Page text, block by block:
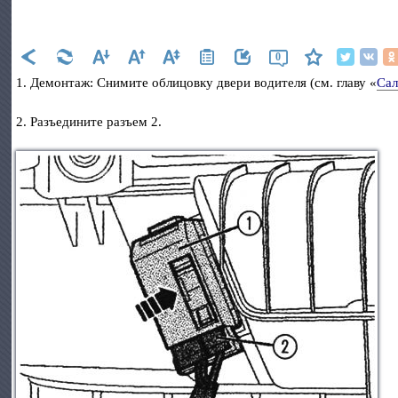
0
1. Демонтаж: Снимите облицовку двери водителя (см. главу «
2. Разъедините разъем 2.